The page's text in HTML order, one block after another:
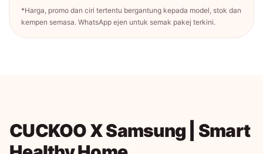
*Harga, promo dan ciri tertentu bergantung kepada model, stok dan
kempen semasa. WhatsApp ejen untuk semak pakej terkini.
CUCKOO X Samsung | Smart